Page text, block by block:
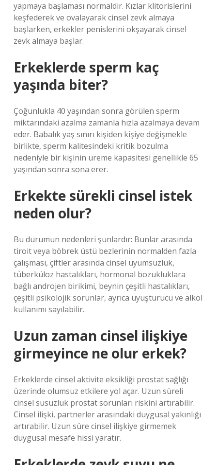
yapmaya başlaması normaldir. Kızlar klitorislerini
keşfederek ve ovalayarak cinsel zevk almaya
başlarken, erkekler penislerini okşayarak cinsel
zevk almaya başlar.
Erkeklerde sperm kaç
yaşında biter?
Çoğunlukla 40 yaşından sonra görülen sperm
miktarındaki azalma zamanla hızla azalmaya devam
eder. Babalık yaş sınırı kişiden kişiye değişmekle
birlikte, sperm kalitesindeki kritik bozulma
nedeniyle bir kişinin üreme kapasitesi genellikle 65
yaşından sonra sona erer.
Erkekte sürekli cinsel istek
neden olur?
Bu durumun nedenleri şunlardır: Bunlar arasında
tiroit veya böbrek üstü bezlerinin normalden fazla
çalışması, çiftler arasında cinsel uyumsuzluk,
tüberküloz hastalıkları, hormonal bozukluklara
bağlı androjen birikimi, beynin çeşitli hastalıkları,
çeşitli psikolojik sorunlar, ayrıca uyuşturucu ve alkol
kullanımı sayılabilir.
Uzun zaman cinsel ilişkiye
girmeyince ne olur erkek?
Erkeklerde cinsel aktivite eksikliği prostat sağlığı
üzerinde olumsuz etkilere yol açar. Uzun süreli
cinsel susuzluk prostat sorunları riskini artırabilir.
Cinsel ilişki, partnerler arasındaki duygusal yakınlığı
artırabilir. Uzun süre cinsel ilişkiye girmemek
duygusal mesafe hissi yaratır.